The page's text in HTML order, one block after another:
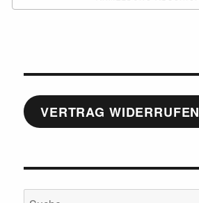
VERTRAG WIDERRUFEN
Suche